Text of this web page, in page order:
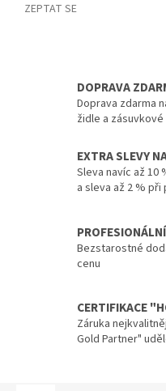
ZEPTAT SE
DOPRAVA
Doprava zdarma
židle a
EXTRA SLEVY
Sleva navíc až
a sleva až 2 %
Bezstarostné
cenu
CERTIFIKACE
Záruka
Gold Partner"